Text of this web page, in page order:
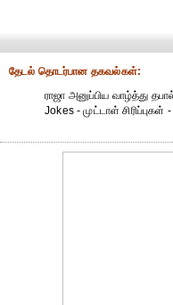
தேட‌ல் தொட‌ர்பான தகவ‌ல்க‌ள்:
ராஜா அனுப்பிய வாழ்த்து
Jokes - முட்டாள்